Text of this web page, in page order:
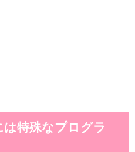
特殊なプログラ